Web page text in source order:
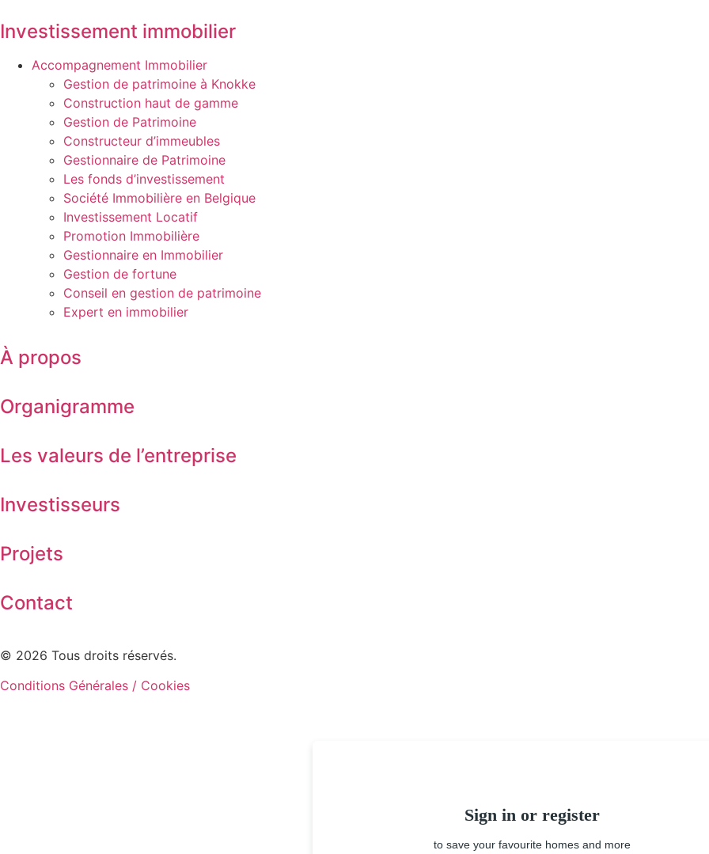
Investissement immobilier
Accompagnement Immobilier
Gestion de patrimoine à Knokke
Construction haut de gamme
Gestion de Patrimoine
Constructeur d’immeubles
Gestionnaire de Patrimoine
Les fonds d’investissement
Société Immobilière en Belgique
Investissement Locatif
Promotion Immobilière
Gestionnaire en Immobilier
Gestion de fortune
Conseil en gestion de patrimoine
Expert en immobilier
À propos
Organigramme
Les valeurs de l’entreprise
Investisseurs
Projets
Contact
© 2026 Tous droits réservés.
Conditions Générales / Cookies
Sign in or register
to save your favourite homes and more